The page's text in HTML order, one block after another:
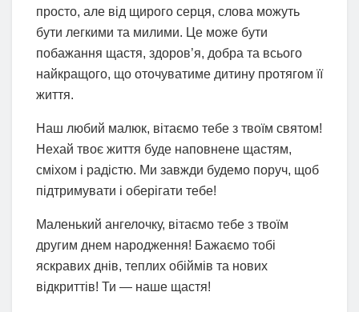
просто, але від щирого серця, слова можуть
бути легкими та милими. Це може бути
побажання щастя, здоров’я, добра та всього
найкращого, що оточуватиме дитину протягом її
життя.
Наш любий малюк, вітаємо тебе з твоїм святом!
Нехай твоє життя буде наповнене щастям,
сміхом і радістю. Ми завжди будемо поруч, щоб
підтримувати і оберігати тебе!
Маленький ангелочку, вітаємо тебе з твоїм
другим днем народження! Бажаємо тобі
яскравих днів, теплих обіймів та нових
відкриттів! Ти — наше щастя!